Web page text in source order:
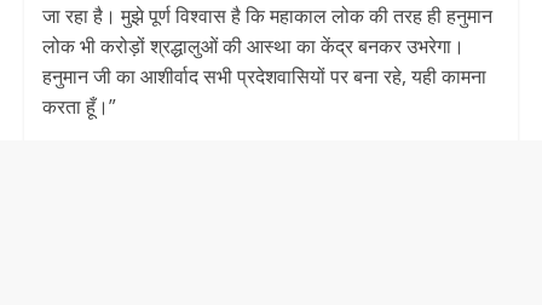
जा रहा है। मुझे पूर्ण विश्‍वास है कि महाकाल लोक की तरह ही हनुमान
लोक भी करोड़ों श्रद्धालुओं की आस्‍था का केंद्र बनकर उभरेगा।
हनुमान जी का आशीर्वाद सभी प्रदेशवासियों पर बना रहे, यही कामना
करता हूँ।”